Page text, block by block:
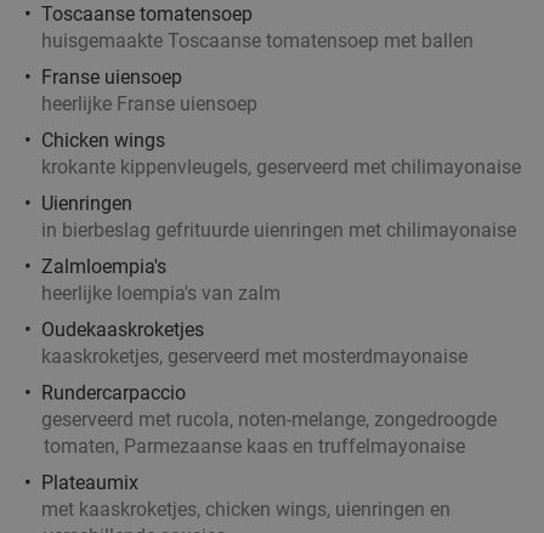
Toscaanse tomatensoep
huisgemaakte Toscaanse tomatensoep met ballen
Franse uiensoep
heerlijke Franse uiensoep
Chicken wings
krokante kippenvleugels, geserveerd met chilimayonaise
Uienringen
in bierbeslag gefrituurde uienringen met chilimayonaise
Zalmloempia's
heerlijke loempia's van zalm
Oudekaaskroketjes
kaaskroketjes, geserveerd met mosterdmayonaise
Rundercarpaccio
geserveerd met rucola, noten-melange, zongedroogde
tomaten, Parmezaanse kaas en truffelmayonaise
Plateaumix
met kaaskroketjes, chicken wings, uienringen en